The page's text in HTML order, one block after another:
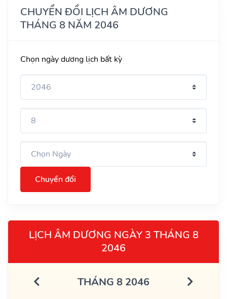
CHUYỂN ĐỔI LỊCH ÂM DƯƠNG
THÁNG 8 NĂM 2046
Chọn ngày dương lịch bất kỳ
Chuyển đổi
LỊCH ÂM DƯƠNG NGÀY 3 THÁNG 8
2046
THÁNG 8 2046